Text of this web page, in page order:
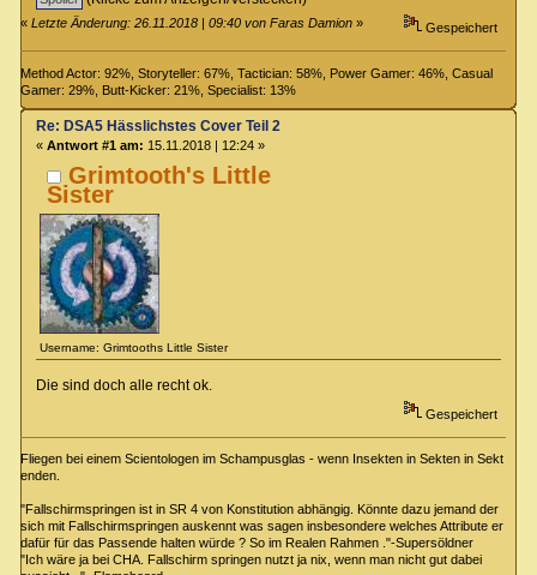
«Letzte Änderung: 26.11.2018 | 09:40 von Faras Damion » Gespeichert
Method Actor: 92%, Storyteller: 67%, Tactician: 58%, Power Gamer: 46%, Casual
Gamer: 29%, Butt-Kicker: 21%, Specialist: 13%
Grimtooth's Little
Sister
Username: Grimtooths Little Sister
Re: DSA5 Hässlichstes Cover Teil 2
« Antwort #1 am: 15.11.2018 | 12:24 »
Die sind doch alle recht ok.
Gespeichert
Fliegen bei einem Scientologen im Schampusglas - wenn Insekten in Sekten in Sekt
enden.
"Fallschirmspringen ist in SR 4 von Konstitution abhängig. Könnte dazu jemand der
sich mit Fallschirmspringen auskennt was sagen insbesondere welches Attribute er
dafür für das Passende halten würde ? So im Realen Rahmen ."-Supersöldner
"Ich wäre ja bei CHA. Fallschirm springen nutzt ja nix, wenn man nicht gut dabei